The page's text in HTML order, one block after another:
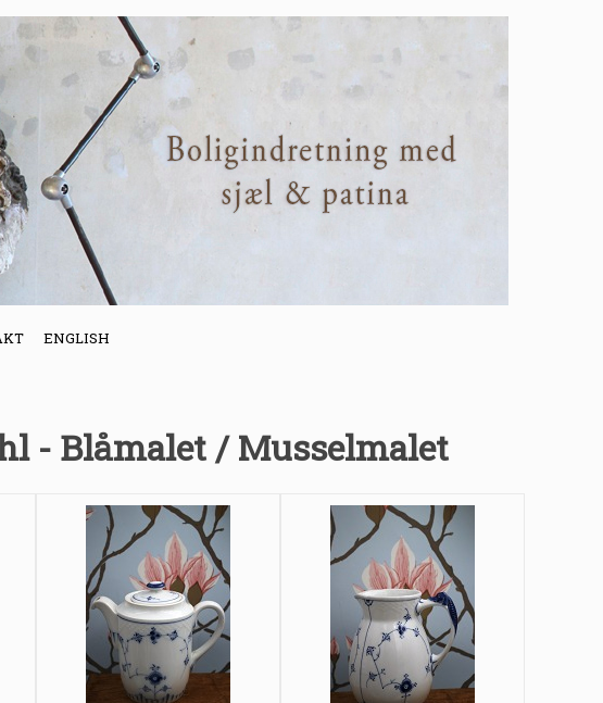
ENGLISH
- Blåmalet / Musselmalet